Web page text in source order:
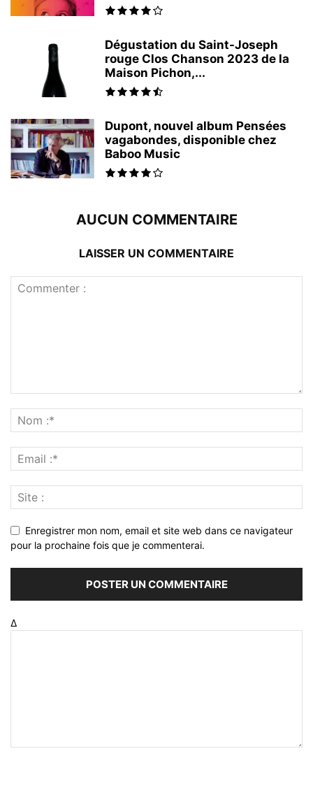
Dégustation du Saint-Joseph
rouge Clos Chanson 2023 de la
Maison Pichon,...
Dupont, nouvel album Pensées
vagabondes, disponible chez
Baboo Music
AUCUN COMMENTAIRE
LAISSER UN COMMENTAIRE
Enregistrer mon nom, email et site web dans ce navigateur
pour la prochaine fois que je commenterai.
Δ